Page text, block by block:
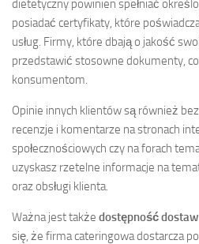
dietetyczny powinien spełniać
posiadać certyfikaty, które
usług. Firmy, które dbają o jakość
przedstawić stosowne dokumenty,
konsumentom.
Opinie innych klientów są również
recenzje i komentarze na stronach
społecznościowych czy na forach
uzyskasz rzetelne informacje na
oraz obsługi klienta.
Ważna jest także dostępność dostaw
się, że firma cateringowa dostarcza